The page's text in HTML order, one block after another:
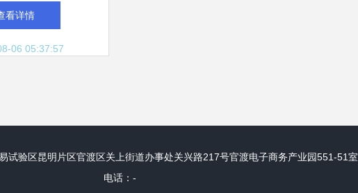
区即将开赛 昆
务赋能金融竞技
看详情
06 05:37:57
试验区昆明片区官渡区关上街道办事处关兴路217号官渡电子商务产业园551-51室
电话：-